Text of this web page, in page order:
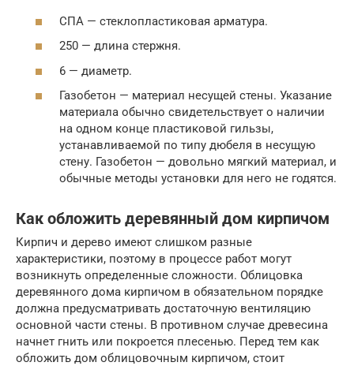
СПА — стеклопластиковая арматура.
250 — длина стержня.
6 — диаметр.
Газобетон — материал несущей стены. Указание
материала обычно свидетельствует о наличии
на одном конце пластиковой гильзы,
устанавливаемой по типу дюбеля в несущую
стену. Газобетон — довольно мягкий материал, и
обычные методы установки для него не годятся.
Как обложить деревянный дом кирпичом
Кирпич и дерево имеют слишком разные
характеристики, поэтому в процессе работ могут
возникнуть определенные сложности. Облицовка
деревянного дома кирпичом в обязательном порядке
должна предусматривать достаточную вентиляцию
основной части стены. В противном случае древесина
начнет гнить или покроется плесенью. Перед тем как
обложить дом облицовочным кирпичом, стоит